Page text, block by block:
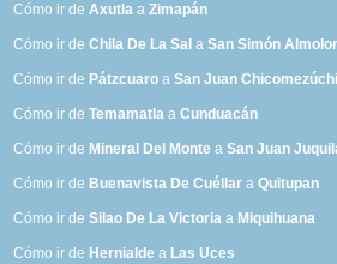
Cómo ir deAxutla aZimapán
Cómo ir deChila De La Sal aSan Simón
Cómo ir de Pátzcuaro aSan Juan Chicomezúchil
Cómo ir deTemamatla aCunduacán
Cómo ir de Mineral Del Monte aSan Juan
Cómo ir de Buenavista De Cuéllar aQuitupan
Cómo ir deSilao De La Victoria a Miquihuana
Cómo ir de Hernialde a Las Uces